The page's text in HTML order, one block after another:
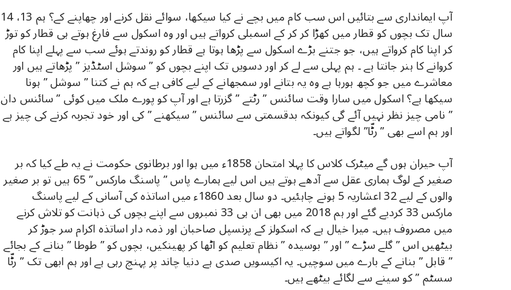
آپ ایمانداری سے بتائیں اس سب کام میں بچے نے کیا سیکھا، سوائے نقل کرنے اور چھاپنے کے؟ ہم 13، 14
سال تک بچوں کو قطار میں کھڑا کر کر کے اسمبلی کرواتے ہیں اور وہ اسکول سے فارغ ہوتے ہی قطار کو توڑ
کر اپنا کام کرواتے ہیں، جو جتنے بڑے اسکول سے پڑھا ہوتا ہے قطار کو روندتے ہوئے سب سے پہلے اپنا کام
کروانے کا ہنر جانتا ہے ۔ ہم پہلی سے لے کر اور دسویں تک اپنے بچوں کو ” سوشل اسٹڈیز ” پڑھاتے ہیں اور
معاشرے میں جو کچھ ہورہا ہے وہ یہ بتانے اور سمجھانے کے لیے کافی ہے کہ ہم نے کتنا ” سوشل ” ہونا
سیکھا ہے؟ اسکول میں سارا وقت سائنس ” رٹتے ” گزرتا ہے اور آپ کو پورے ملک میں کوئی ” سائنس دان
” نامی چیز نظر نہیں آئے گی کیونکہ بدقسمتی سے سائنس ” سیکھنے ” کی اور خود تجربہ کرنے کی چیز ہے
اور ہم اسے بھی ” رٹّا” لگواتے ہیں۔
آپ حیران ہوں گے میٹرک کلاس کا پہلا امتحان 1858ء میں ہوا اور برطانوی حکومت نے یہ طے کیا کہ بر
صغیر کے لوگ ہماری عقل سے آدھے ہوتے ہیں اس لیے ہمارے پاس ” پاسنگ مارکس ” 65 ہیں تو بر صغیر
والوں کے لیے 32 اعشاریہ 5 ہونے چاہئیں۔ دو سال بعد 1860ء میں اساتذہ کی آسانی کے لیے پاسنگ
مارکس 33 کردیے گئے اور ہم 2018 میں بھی ان ہی 33 نمبروں سے اپنے بچوں کی ذہانت کو تلاش کرنے
میں مصروف ہیں۔ میرا خیال ہے کہ اسکولز کے پرنسپل صاحبان اور ذمہ دار اساتذہ اکرام سر جوڑ کر
بیٹھیں اس ” گلے سڑے ” اور ” بوسیدہ ” نظام تعلیم کو اٹھا کر پھینکیں، بچوں کو ” طوطا ” بنانے کے بجائے
” قابل ” بنانے کے بارے میں سوچیں۔ یہ اکیسویں صدی ہے دنیا چاند پر پہنچ رہی ہے اور ہم ابھی تک ” رٹّا
سسٹم ” کو سینے سے لگائے بیٹھے ہیں۔